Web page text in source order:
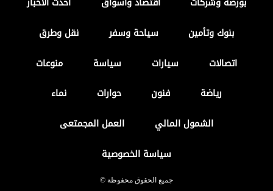
بنوك وتأمين
سياحة وسفر
نقل وطرق
اتصالات
سيارات سياسة
منوعات
رياضة
فنون حوارات
نماء
الشمول المالي
العمل المجمتعى
سياسة الخصوصية
جميع الحقوق محفوظة ©